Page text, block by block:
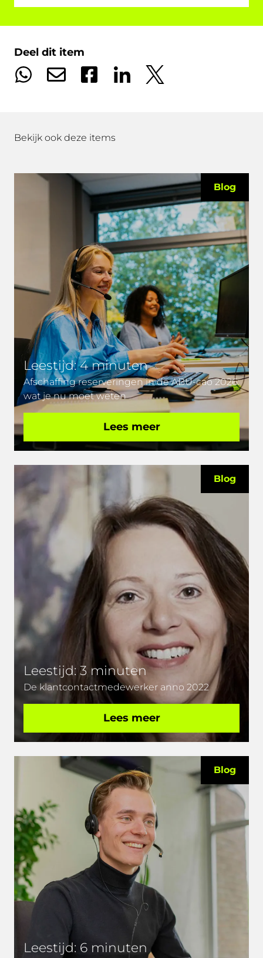
Deel dit item
Bekijk ook deze items
Blog
Afschaffing reserveringen in de ABU-cao 2026:
wat je nu moet weten
Leestijd: 4 minuten
Lees meer
Blog
De klantcontactmedewerker anno 2022
Leestijd: 3 minuten
Lees meer
Blog
Leestijd: 6 minuten